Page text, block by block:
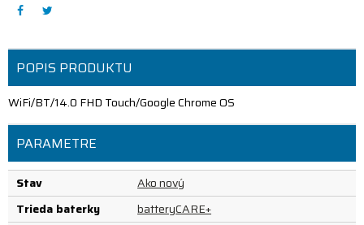
POPIS PRODUKTU
WiFi/BT/14.0 FHD Touch/Google Chrome OS
PARAMETRE
Stav
Ako nový
Trieda baterky
batteryCARE+